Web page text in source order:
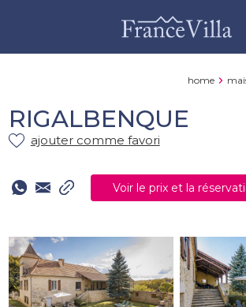
home
RIGALBENQUE
ajouter comme favori
Voir le prix et la